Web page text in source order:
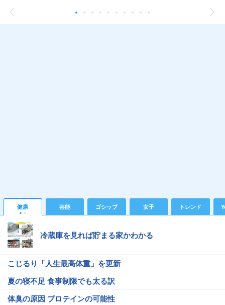
健康 芸能 ゴシップ 女子 トレンド
冷蔵庫を見れば貯まる家かわかる
こじるり「人生最高体重」を更新
夏の寝不足 食事制限でも太る訳
体臭の原因 プロテインの可能性